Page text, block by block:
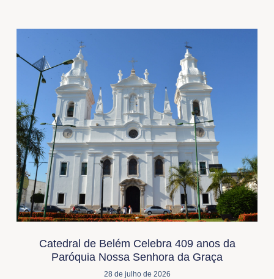
Catedral de Belém Celebra 409 anos da
Paróquia Nossa Senhora da Graça
28 de julho de 2026